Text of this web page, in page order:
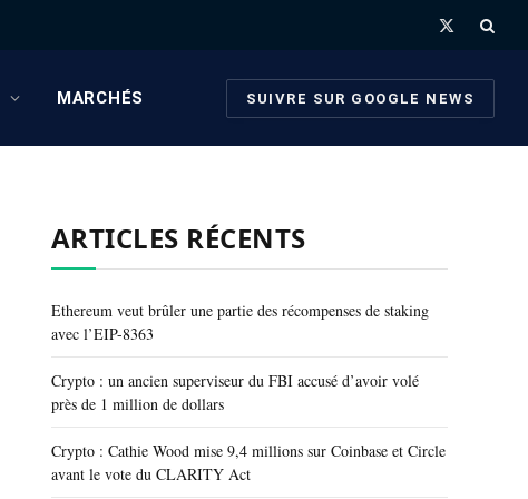
X
MARCHÉS SUIVRE SUR GOOGLE NEWS
ARTICLES RÉCENTS
Ethereum veut brûler une partie des récompenses de staking
avec l’EIP-8363
Crypto : un ancien superviseur du FBI accusé d’avoir volé
près de 1 million de dollars
Crypto : Cathie Wood mise 9,4 millions sur Coinbase et Circle
avant le vote du CLARITY Act